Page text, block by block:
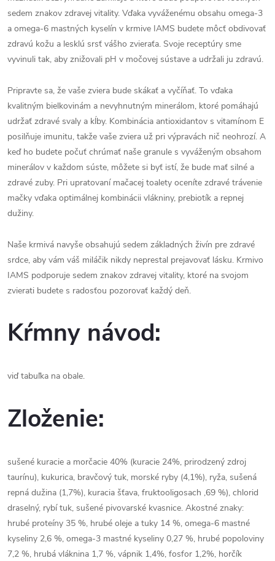
sedem znakov zdravej vitality. Vďaka vyváženému obsahu omega-3
a omega-6 mastných kyselín v krmive IAMS budete môcť obdivovať
zdravú kožu a lesklú srsť vášho zvieraťa. Svoje receptúry sme
vyvinuli tak, aby znižovali pH v močovej sústave a udržali ju zdravú.
Pripravte sa, že vaše zviera bude skákať a vyčíňať. To vďaka
kvalitným bielkovinám a nevyhnutným minerálom, ktoré pomáhajú
udržať zdravé svaly a kĺby. Kombinácia antioxidantov s vitamínom E
posilňuje imunitu, takže vaše zviera už pri výpravách nič neohrozí. A
keď ho budete počuť chrúmať naše granule s vyváženým obsahom
minerálov v každom súste, môžete si byť istí, že bude mať silné a
zdravé zuby. Pri upratovaní mačacej toalety oceníte zdravé trávenie
mačky vďaka optimálnej kombinácii vlákniny, prebiotík a repnej
dužiny.
Naše krmivá navyše obsahujú sedem základných živín pre zdravé
srdce, aby vám váš miláčik nikdy neprestal prejavovať lásku. Krmivo
IAMS podporuje sedem znakov zdravej vitality, ktoré na svojom
zvierati budete s radosťou pozorovať každý deň.
Kŕmny návod:
viď tabuľka na obale.
Zloženie:
sušené kuracie a morčacie 40% (kuracie 24%, prirodzený zdroj
taurínu), kukurica, bravčový tuk, morské ryby (4,1%), ryža, sušená
repná dužina (1,7%), kuracia šťava, fruktooligosach ,69 %), chlorid
draselný, rybí tuk, sušené pivovarské kvasnice. Akostné znaky:
hrubé proteíny 35 %, hrubé oleje a tuky 14 %, omega-6 mastné
kyseliny 2,6 %, omega-3 mastné kyseliny 0,27 %, hrubé popoloviny
7,2 %, hrubá vláknina 1,7 %, vápnik 1,4%, fosfor 1,2%, horčík